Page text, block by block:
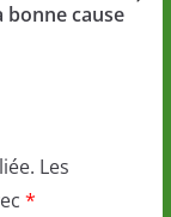
bonne cause
Les
*